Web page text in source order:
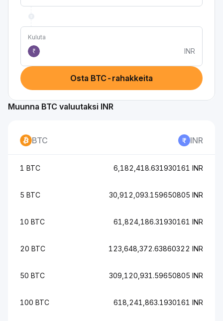
Kuluta
₹
INR
Osta BTC-rahakkeita
Muunna BTC valuutaksi INR
BTC INR
1 BTC 6,182,418.631930161 INR
5 BTC 30,912,093.159650805 INR
10 BTC 61,824,186.31930161 INR
20 BTC 123,648,372.63860322 INR
50 BTC 309,120,931.59650805 INR
100 BTC 618,241,863.1930161 INR